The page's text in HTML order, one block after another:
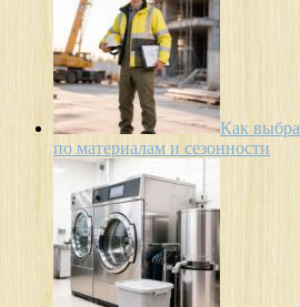
Как
по материалам и сезонности